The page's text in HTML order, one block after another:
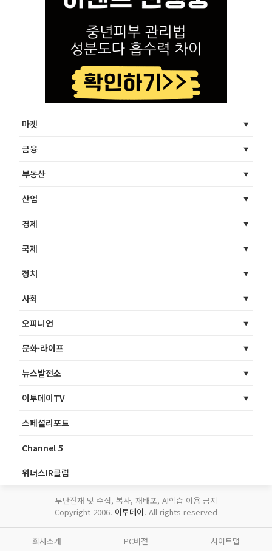
마켓
금융
부동산
산업
경제
국제
정치
사회
오피니언
문화·라이프
뉴스발전소
이투데이TV
스페셜리포트
Channel 5
위너스IR클럽
무단전재 및 수집, 복사, 재배포, AI학습 이용 금지
Copyright 2006. 이투데이. All rights reserved
회사소개 PC버전 사이트맵